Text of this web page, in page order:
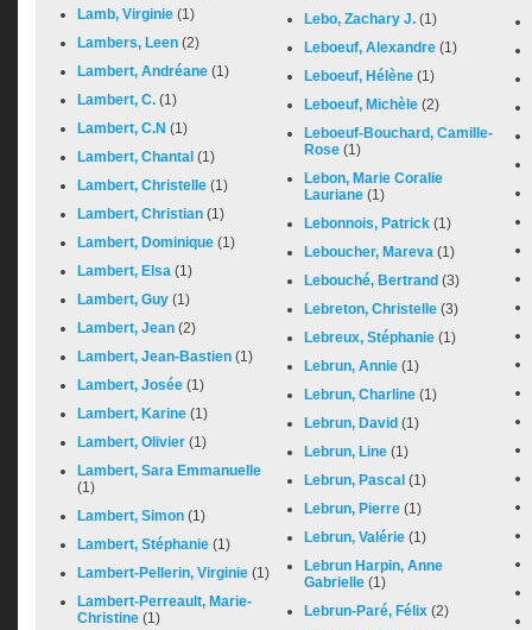
Lamb, Virginie (1)
Lambers, Leen (2)
Lambert, Andréane (1)
Lambert, C. (1)
Lambert, C.N (1)
Lambert, Chantal (1)
Lambert, Christelle (1)
Lambert, Christian (1)
Lambert, Dominique (1)
Lambert, Elsa (1)
Lambert, Guy (1)
Lambert, Jean (2)
Lambert, Jean-Bastien (1)
Lambert, Josée (1)
Lambert, Karine (1)
Lambert, Olivier (1)
Lambert, Sara Emmanuelle
(1)
Lambert, Simon (1)
Lambert, Stéphanie (1)
Lambert-Pellerin, Virginie (1)
Lambert-Perreault, Marie-
Christine (1)
Lebo, Zachary J. (1)
Leboeuf, Alexandre (1)
Leboeuf, Hélène (1)
Leboeuf, Michèle (2)
Leboeuf-Bouchard, Camille-
Rose (1)
Lebon, Marie Coralie
Lauriane (1)
Lebonnois, Patrick (1)
Leboucher, Mareva (1)
Lebouché, Bertrand (3)
Lebreton, Christelle (3)
Lebreux, Stéphanie (1)
Lebrun, Annie (1)
Lebrun, Charline (1)
Lebrun, David (1)
Lebrun, Line (1)
Lebrun, Pascal (1)
Lebrun, Pierre (1)
Lebrun, Valérie (1)
Lebrun Harpin, Anne
Gabrielle (1)
Lebrun-Paré, Félix (2)